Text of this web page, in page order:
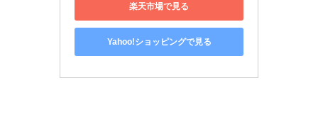
楽天市場で見る
Yahoo!ショッピングで見る